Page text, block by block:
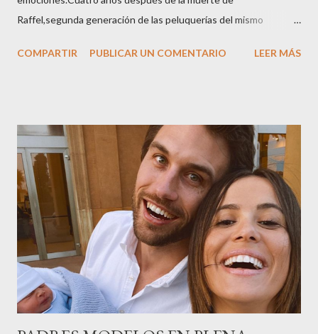
Raffel,segunda generación de las peluquerías del mismo
sector en una cena de reconocimiento.Sus hijas Carolina (CEO
peluquería del grupo.Justo hace unos días Carol Pagés nos
contaba detalles del homenaje en Actualida Rosa en RCE
radio,en el programa que presento todos los jueves de 17 a 18
horas . Carolina y Quionia Pagés Carolina Pagés La cita ,en el
Museu Marítim de BCN ,en las Drassanes reunió a figuras
destacadas del sector,así como clientes, autoridades y medios
de comunicación, en una velada inolvidable bajo el lema “Cien
años peinando almas, creando belleza,i...
COMPARTIR PUBLICAR UN COMENTARIO LEER MÁS